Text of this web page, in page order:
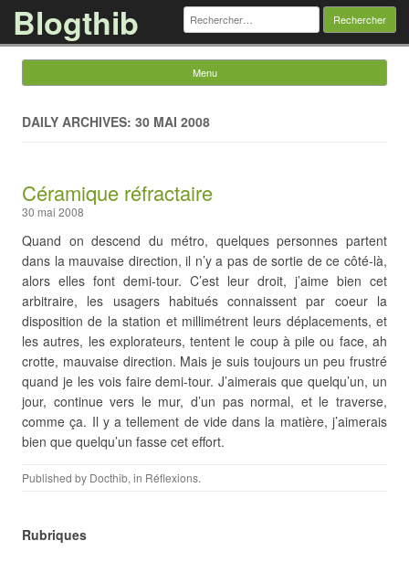
Blogthib Rechercher :
Menu
DAILY ARCHIVES: 30 MAI 2008
Céramique réfractaire
30 mai 2008
Quand on descend du métro, quelques personnes partent
dans la mauvaise direction, il n’y a pas de sortie de ce côté-là,
alors elles font demi-tour. C’est leur droit, j’aime bien cet
arbitraire, les usagers habitués connaissent par coeur la
disposition de la station et millimétrent leurs déplacements, et
les autres, les explorateurs, tentent le coup à pile ou face, ah
crotte, mauvaise direction. Mais je suis toujours un peu frustré
quand je les vois faire demi-tour. J’aimerais que quelqu’un, un
jour, continue vers le mur, d’un pas normal, et le traverse,
comme ça. Il y a tellement de vide dans la matière, j’aimerais
bien que quelqu’un fasse cet effort.
Published by Docthib, in Réflexions.
Rubriques